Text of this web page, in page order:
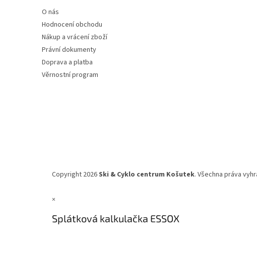
O nás
Hodnocení obchodu
Nákup a vrácení zboží
Právní dokumenty
Doprava a platba
Věrnostní program
Copyright 2026Ski & Cyklo centrum Košutek. Všechna práva
×
Splátková kalkulačka ESSOX